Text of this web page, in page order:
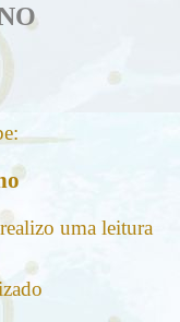
uma leitura